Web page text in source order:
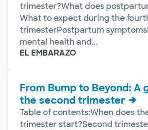
trimester?What does
What to expect during the
trimesterPostpartum
mental health and...
EL EMBARAZO
From Bump to Beyond: A
the second trimester
Table of contents:When does
trimester start?Second